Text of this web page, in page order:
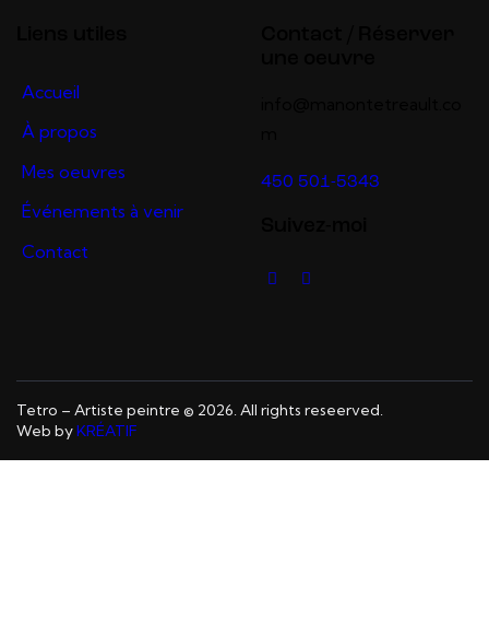
Accueil
À propos
Mes oeuvres
Événements à venir
Contact
450 501-5343
Tetro – Artiste peintre © 2026. All rights reseerved.
Web byKRÉATIF